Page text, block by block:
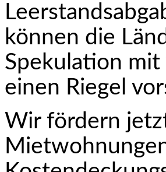
kön­nen die
Spekulation
einen Riegel
Wir fördern